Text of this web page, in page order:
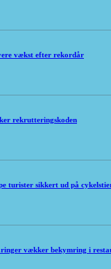
vækst efter rekordår
rekrutteringskoden
turister sikkert ud på
vækker bekymring i